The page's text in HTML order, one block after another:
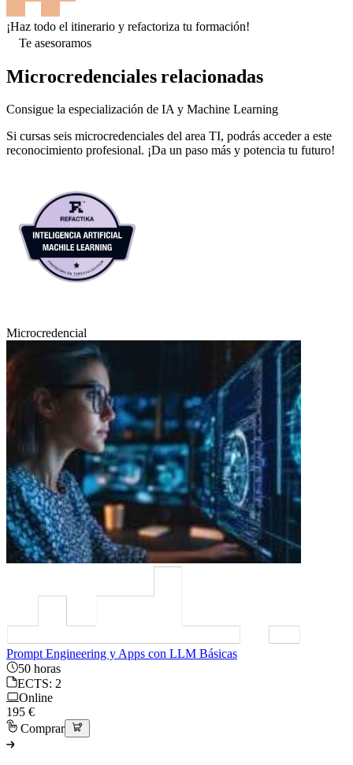
¡Haz todo el itinerario y refactoriza tu formación!
Te asesoramos
Microcredenciales relacionadas
Consigue la especialización de IA y Machine Learning
Si cursas seis microcredenciales del area TI, podrás acceder a este
reconocimiento profesional. ¡Da un paso más y potencia tu futuro!
Microcredencial
Prompt Engineering y Apps con LLM Básicas
50 horas
ECTS: 2
Online
195 €
Comprar